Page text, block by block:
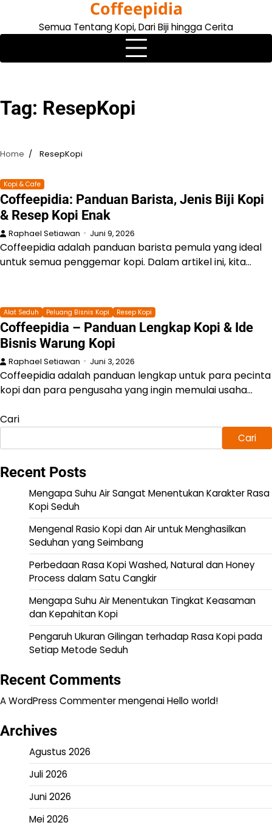
content
Coffeepidia
Semua Tentang Kopi, Dari Biji hingga Cerita
Tag: ResepKopi
Home ResepKopi
Kopi & Cafe
Coffeepidia: Panduan Barista, Jenis Biji Kopi
& Resep Kopi Enak
Raphael Setiawan Juni 9, 2026
Coffeepidia adalah panduan barista pemula yang ideal
untuk semua penggemar kopi. Dalam artikel ini, kita…
Alat Seduh Peluang Bisnis Kopi Resep Kopi
Coffeepidia – Panduan Lengkap Kopi & Ide
Bisnis Warung Kopi
Raphael Setiawan Juni 3, 2026
Coffeepidia adalah panduan lengkap untuk para pecinta
kopi dan para pengusaha yang ingin memulai usaha…
Cari
Cari
Recent Posts
Mengapa Suhu Air Sangat Menentukan Karakter Rasa
Kopi Seduh
Mengenal Rasio Kopi dan Air untuk Menghasilkan
Seduhan yang Seimbang
Perbedaan Rasa Kopi Washed, Natural dan Honey
Process dalam Satu Cangkir
Mengapa Suhu Air Menentukan Tingkat Keasaman
dan Kepahitan Kopi
Pengaruh Ukuran Gilingan terhadap Rasa Kopi pada
Setiap Metode Seduh
Recent Comments
A WordPress CommentermengenaiHello world!
Archives
Agustus 2026
Juli 2026
Juni 2026
Mei 2026